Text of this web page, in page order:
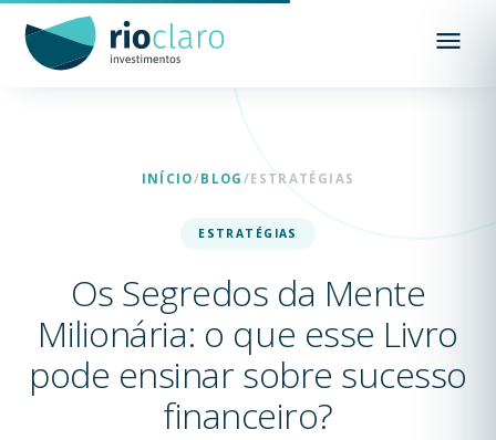
INÍCIO/BLOG /ESTRATÉGIAS
ESTRATÉGIAS
Os Segredos da Mente
Milionária: o que esse Livro
pode ensinar sobre sucesso
financeiro?